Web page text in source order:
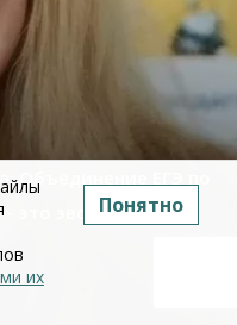
Объединение ЕГЭ по
эволюция, а не
их
Понятно